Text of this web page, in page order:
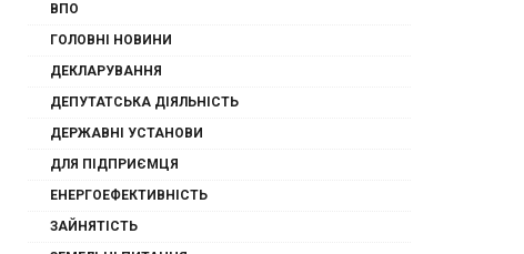
ВПО
ГОЛОВНІ НОВИНИ
ДЕКЛАРУВАННЯ
ДЕПУТАТСЬКА ДІЯЛЬНІСТЬ
ДЕРЖАВНІ УСТАНОВИ
ДЛЯ ПІДПРИЄМЦЯ
ЕНЕРГОЕФЕКТИВНІСТЬ
ЗАЙНЯТІСТЬ